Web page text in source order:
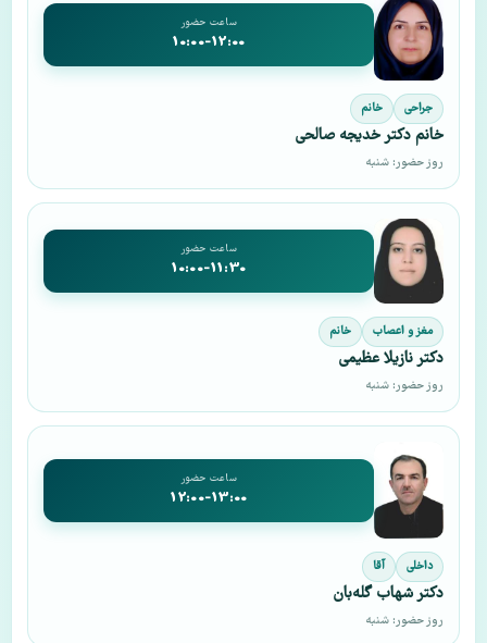
ساعت حضور
10:00-12:00
جراحی خانم
خانم دکتر خدیجه صالحی
روز حضور: شنبه
ساعت حضور
10:00-11:30
مغز و اعصاب خانم
دکتر نازیلا عظیمی
روز حضور: شنبه
ساعت حضور
12:00-13:00
داخلی آقا
دکتر شهاب گله‌بان
روز حضور: شنبه